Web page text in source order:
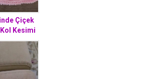
Çiçek
Kesimi
Yeleği